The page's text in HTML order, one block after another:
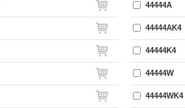
44444A
44444AK4
44444K4
44444W
44444WK4